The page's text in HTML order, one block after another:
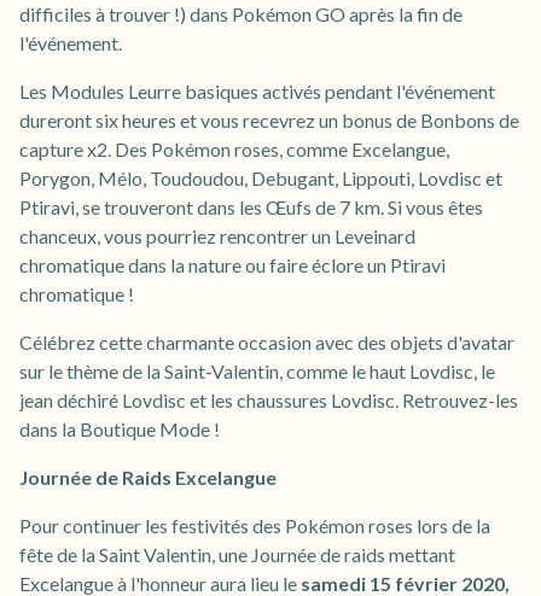
difficiles à trouver !) dans Pokémon GO après la fin de
l'événement.
Les Modules Leurre basiques activés pendant l'événement
dureront six heures et vous recevrez un bonus de Bonbons de
capture x2. Des Pokémon roses, comme Excelangue,
Porygon, Mélo, Toudoudou, Debugant, Lippouti, Lovdisc et
Ptiravi, se trouveront dans les Œufs de 7 km. Si vous êtes
chanceux, vous pourriez rencontrer un Leveinard
chromatique dans la nature ou faire éclore un Ptiravi
chromatique !
Célébrez cette charmante occasion avec des objets d'avatar
sur le thème de la Saint-Valentin, comme le haut Lovdisc, le
jean déchiré Lovdisc et les chaussures Lovdisc. Retrouvez-les
dans la Boutique Mode !
Journée de Raids Excelangue
Pour continuer les festivités des Pokémon roses lors de la
fête de la Saint Valentin, une Journée de raids mettant
Excelangue à l'honneur aura lieu le samedi 15 février 2020,